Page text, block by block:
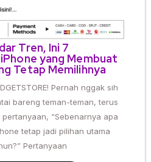
Tren, Ini 7
yang Membuat
Tetap Memilihnya
Pernah nggak sih
bareng teman-teman, terus
“Sebenarnya apa
tetap jadi pilihan utama
Pertanyaan